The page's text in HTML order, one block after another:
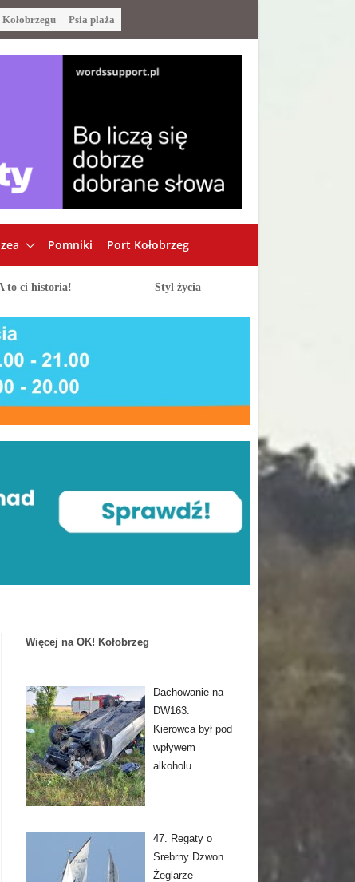
Psia plaża
Pomniki Port Kołobrzeg
to ci historia! Styl życia
Więcej na OK! Kołobrzeg
Dachowanie na
DW163.
Kierowca był pod
wpływem
alkoholu
47. Regaty o
Srebrny Dzwon.
Żeglarze